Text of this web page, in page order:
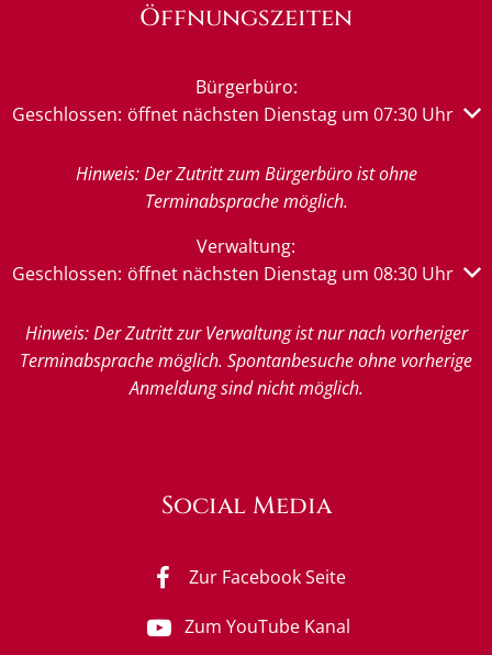
Öffnungszeiten
Bürgerbüro:
Klicken, um weitere Öffnungs- oder Schließzeiten
Geschlossen: öffnet nächsten Dienstag um 07:30 Uhr
Hinweis: Der Zutritt zum Bürgerbüro ist ohne
Terminabsprache möglich.
Verwaltung:
Klicken, um weitere Öffnungs- oder Schließzeiten
Geschlossen: öffnet nächsten Dienstag um 08:30 Uhr
Hinweis: Der Zutritt zur Verwaltung ist nur nach vorheriger
Terminabsprache möglich. Spontanbesuche ohne vorherige
Anmeldung sind nicht möglich.
Social Media
Zur Facebook Seite
Zum YouTube Kanal